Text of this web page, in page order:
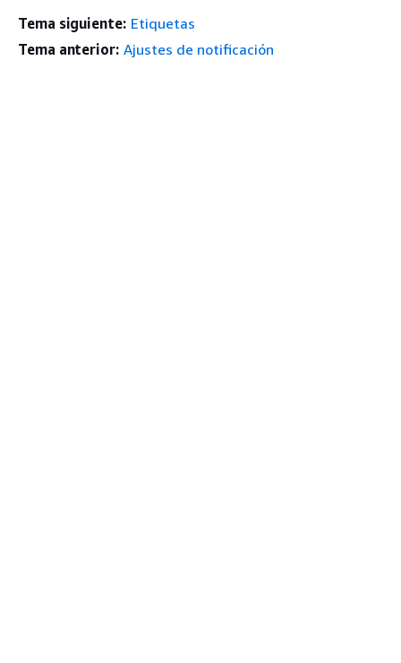
Tema siguiente: Etiquetas
Tema anterior: Ajustes de notificación